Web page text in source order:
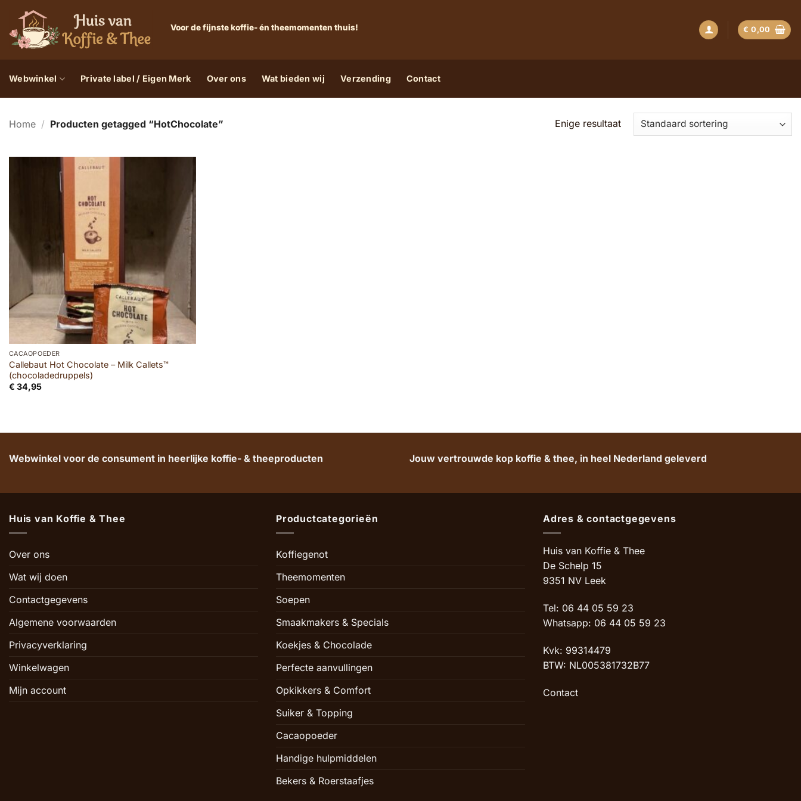
naar
inhoud
Voor de fijnste koffie- én theemomenten thuis! € 0,00
Webwinkel Private label / Eigen Merk Over ons Wat bieden wij Verzending Contact
Home / Producten getagged “HotChocolate” Enige resultaat
CACAOPOEDER
Callebaut Hot Chocolate – Milk Callets™
(chocoladedruppels)
€ 34,95
Webwinkel voor de consument in heerlijke koffie- & theeproducten Jouw vertrouwde kop koffie & thee, in heel Nederland geleverd
Huis van Koffie & Thee
Over ons
Wat wij doen
Contactgegevens
Algemene voorwaarden
Privacyverklaring
Winkelwagen
Mijn account
Productcategorieën
Koffiegenot
Theemomenten
Soepen
Smaakmakers & Specials
Koekjes & Chocolade
Perfecte aanvullingen
Opkikkers & Comfort
Suiker & Topping
Cacaopoeder
Handige hulpmiddelen
Bekers & Roerstaafjes
Adres & contactgegevens
Huis van Koffie & Thee
De Schelp 15
9351 NV Leek
Tel: 06 44 05 59 23
Whatsapp: 06 44 05 59 23
Kvk: 99314479
BTW: NL005381732B77
Contact